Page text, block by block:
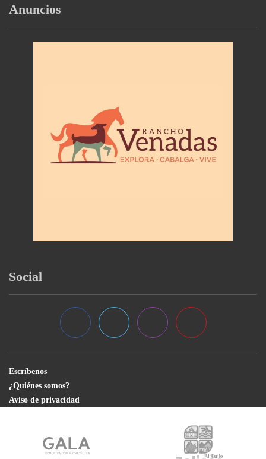
Anuncios
Social
Escríbenos
¿Quiénes somos?
Aviso de privacidad